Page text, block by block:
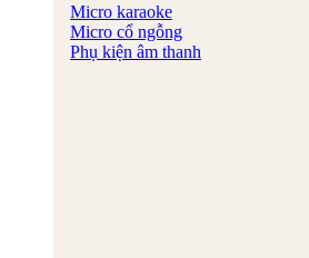
Micro karaoke
Micro cổ ngỗng
Phụ kiện âm thanh